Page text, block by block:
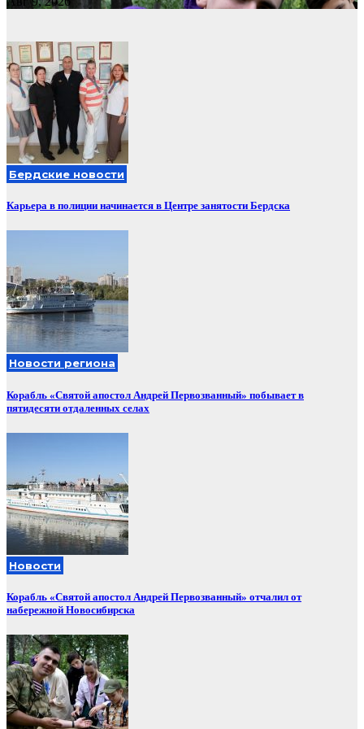
Бердские новости
Карьера в полиции начинается в Центре занятости Бердска
Новости региона
Корабль «Святой апостол Андрей Первозванный» побывает в
пятидесяти отдаленных селах
Новости
Корабль «Святой апостол Андрей Первозванный» отчалил от
набережной Новосибирска